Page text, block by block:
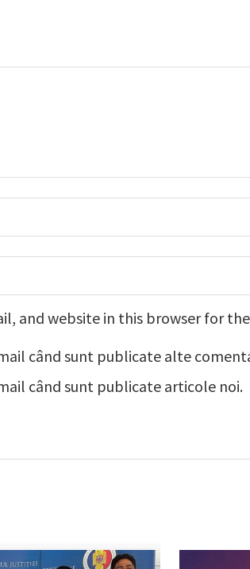
and website in this browser for
când sunt publicate alte
când sunt publicate articole noi.